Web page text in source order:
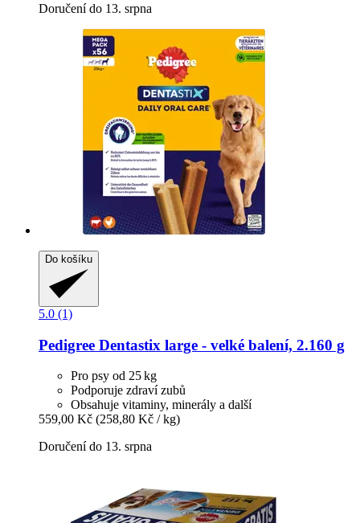
Doručení do 13. srpna
Do košíku
5.0 (1)
Pedigree Dentastix large -​ velké balení, 2.160 g
Pro psy od 25 kg
Podporuje zdraví zubů
Obsahuje vitaminy, minerály a další
559,00 Kč (258,80 Kč / kg)
Doručení do 13. srpna